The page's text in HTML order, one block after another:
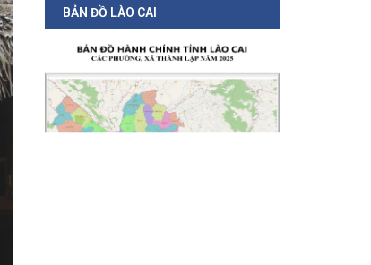
BẢN ĐỒ LÀO CAI